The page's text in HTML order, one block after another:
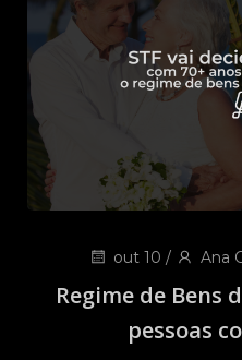
out 10 / Ana
Regime de Bens
pessoas